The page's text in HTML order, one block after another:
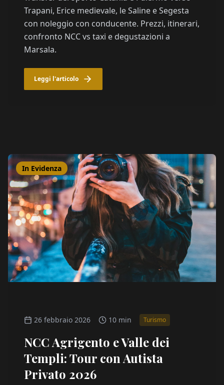
Trapani, Erice medievale, le Saline e Segesta
con noleggio con conducente. Prezzi, itinerari,
confronto NCC vs taxi e degustazioni a
Marsala.
Leggi l'articolo
In Evidenza
26 febbraio 2026 10 min Turismo
NCC Agrigento e Valle dei
Templi: Tour con Autista
Privato 2026